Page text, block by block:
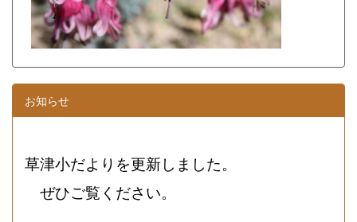
お知らせ
草津小だよりを更新しました。
ぜひご覧ください。